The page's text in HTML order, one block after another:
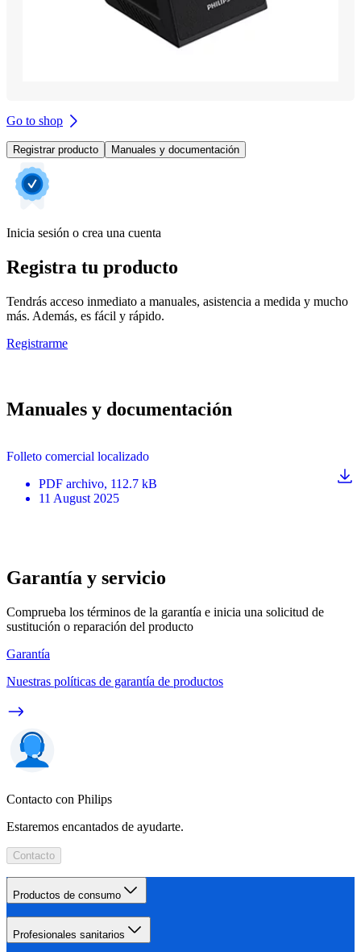
Go to shop
Registrar producto Manuales y documentación
Inicia sesión o crea una cuenta
Registra tu producto
Tendrás acceso inmediato a manuales, asistencia a medida y mucho
más. Además, es fácil y rápido.
Registrarme
Manuales y documentación
Folleto comercial localizado
PDF archivo, 112.7 kB
11 August 2025
Garantía y servicio
Comprueba los términos de la garantía e inicia una solicitud de
sustitución o reparación del producto
Garantía
Nuestras políticas de garantía de productos
Contacto con Philips
Estaremos encantados de ayudarte.
Contacto
Productos de consumo
Profesionales sanitarios